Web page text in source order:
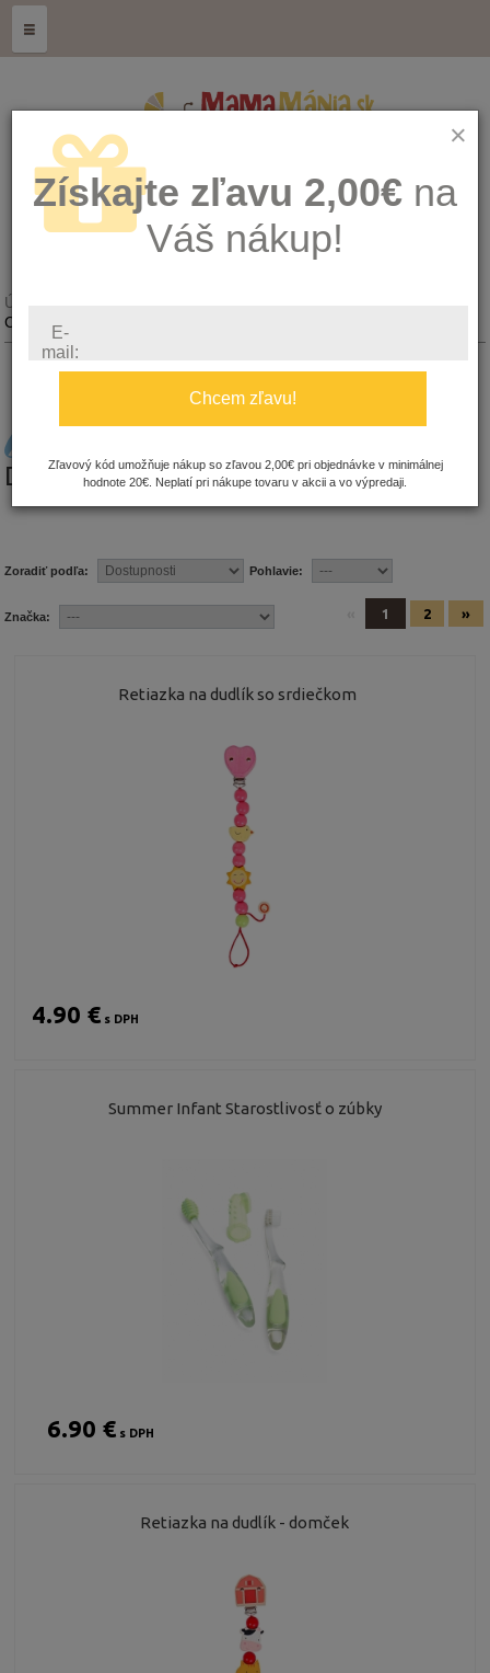
≡
Úvod
Cumlíky, hryzátka a doplnky
CUMLÍKY, HRYZÁTKA A
DOPLNKY
Zoradiť podľa: Pohlavie:
Značka: 1 2 »
Retiazka na dudlík so srdiečkom
4.90 €s DPH
Summer Infant Starostlivosť o zúbky
6.90 €s DPH
Retiazka na dudlík - domček
×
Získajte zľavu 2,00€ na
Váš nákup!
E-
mail:
Chcem zľavu!
Zľavový kód umožňuje nákup so zľavou 2,00€ pri objednávke v minimálnej
hodnote 20€. Neplatí pri nákupe tovaru v akcii a vo výpredaji.